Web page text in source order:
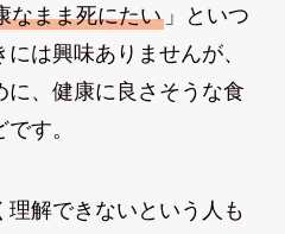
なまま死にたい」といつ
は興味ありませんが、
に、健康に良さそうな食
す。
解できないという人も